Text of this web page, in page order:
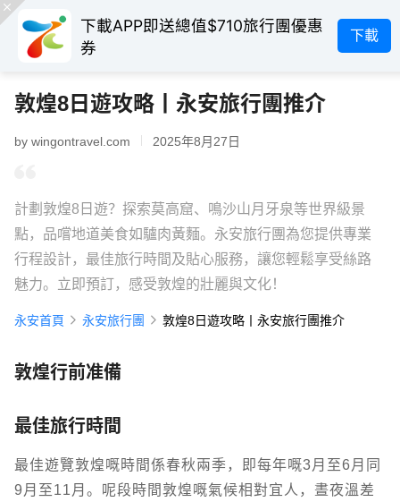
下載APP即送總值$710旅行團優惠
券
下載
敦煌8日遊攻略丨永安旅行團推介
by wingontravel.com 2025年8月27日
計劃敦煌8日遊？探索莫高窟、鳴沙山月牙泉等世界級景
點，品嚐地道美食如驢肉黃麵。永安旅行團為您提供專業
行程設計，最佳旅行時間及貼心服務，讓您輕鬆享受絲路
魅力。立即預訂，感受敦煌的壯麗與文化！
永安首頁 永安旅行團 敦煌8日遊攻略丨永安旅行團推介
敦煌行前准備
最佳旅行時間
最佳遊覽敦煌嘅時間係春秋兩季，即每年嘅3月至6月同
9月至11月。呢段時間敦煌嘅氣候相對宜人，晝夜溫差